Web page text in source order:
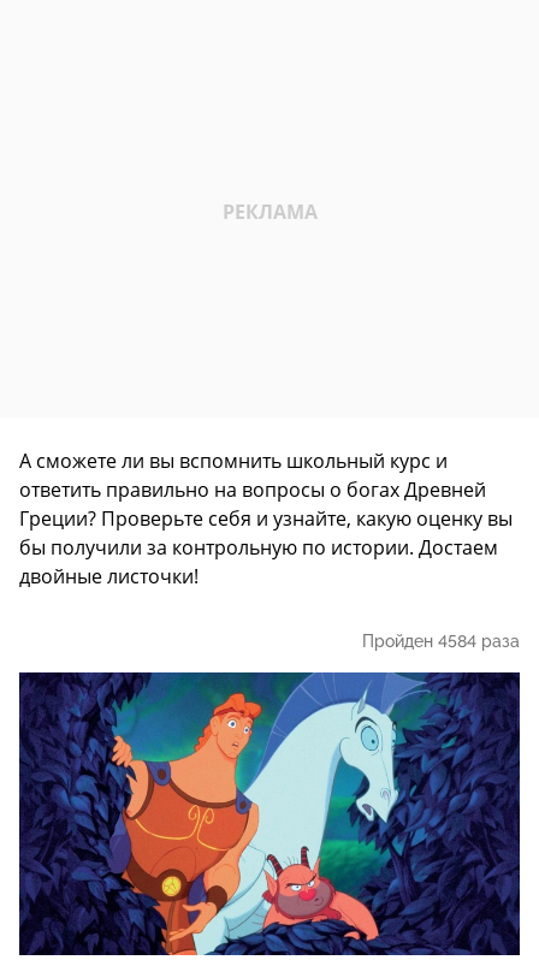
А сможете ли вы вспомнить школьный курс и
ответить правильно на вопросы о богах Древней
Греции? Проверьте себя и узнайте, какую оценку вы
бы получили за контрольную по истории. Достаем
двойные листочки!
Пройден 4584 раза